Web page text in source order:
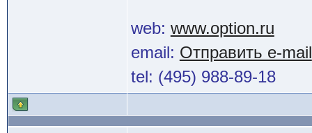
web: www.option.ru
email: Отправить e-mail
tel: (495) 988-89-18